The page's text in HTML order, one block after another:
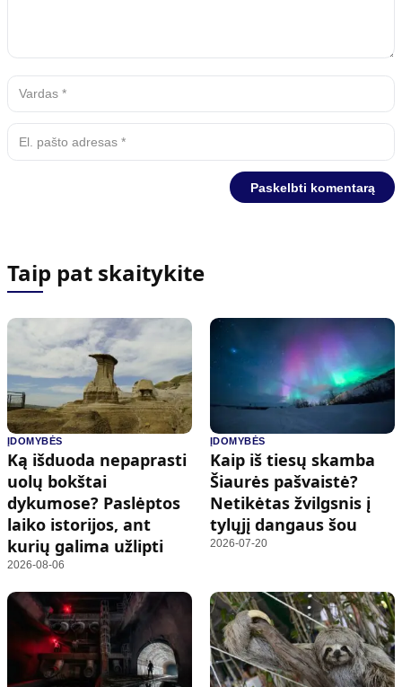
Taip pat skaitykite
ĮDOMYBĖS
Ką išduoda nepaprasti
uolų bokštai
dykumose? Paslėptos
laiko istorijos, ant
kurių galima užlipti
2026-08-06
ĮDOMYBĖS
Kaip iš tiesų skamba
Šiaurės pašvaistė?
Netikėtas žvilgsnis į
tylųjį dangaus šou
2026-07-20